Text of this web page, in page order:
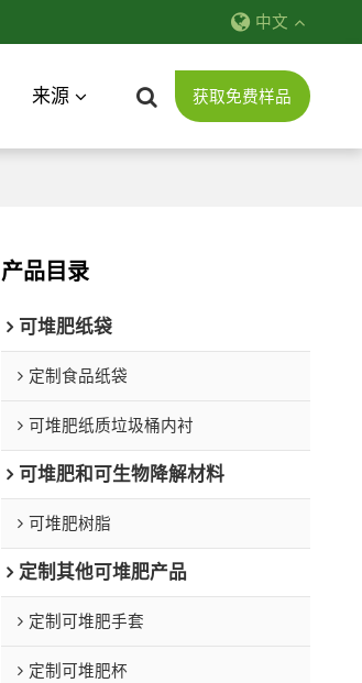
中文
来源 获取免费样品
产品目录
可堆肥纸袋
定制食品纸袋
可堆肥纸质垃圾桶内衬
可堆肥和可生物降解材料
可堆肥树脂
定制其他可堆肥产品
定制可堆肥手套
定制可堆肥杯